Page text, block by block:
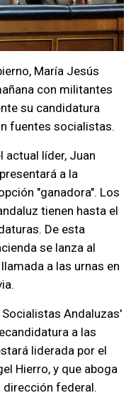
María Jesús
con militantes
su candidatura
fuentes socialistas.
actual líder, Juan
a la
"ganadora". Los
tienen hasta el
De esta
se lanza al
a las urnas en
Andaluzas'
a las
liderada por el
Hierro, y que aboga
dirección federal.